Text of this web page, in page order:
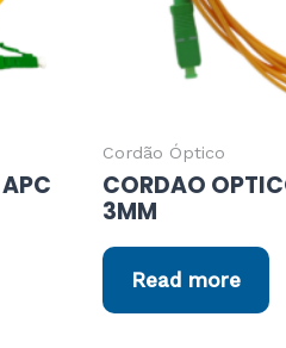
Cordão Óptico
CORDAO
3MM
Read more